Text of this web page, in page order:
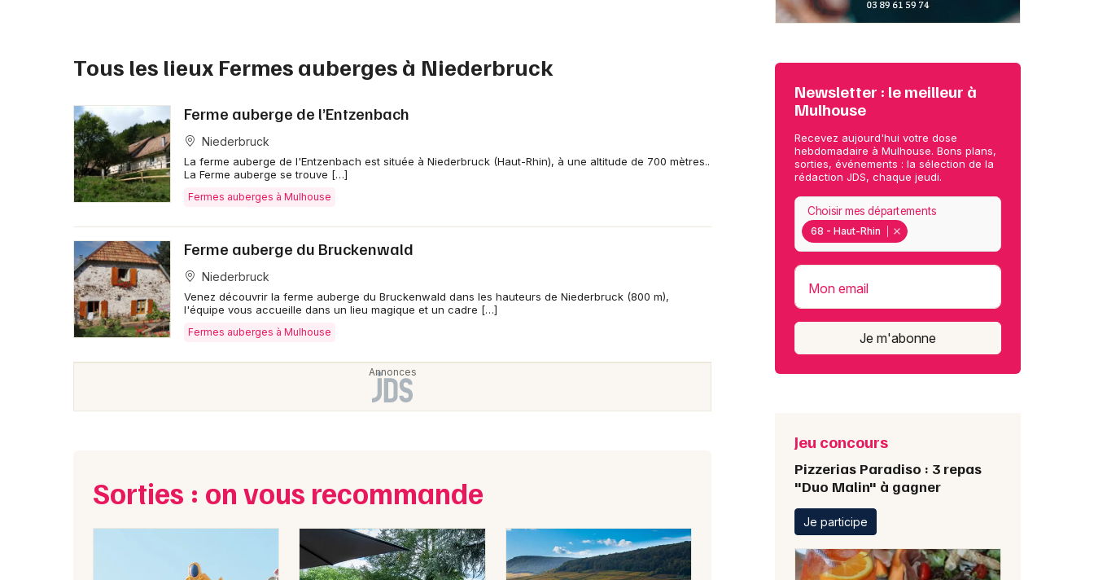
Artistes en tournée
68 - Haut-Rhin
Choisir mes départements
Tous les lieux Fermes auberges à Niederbruck
Ferme auberge de l’Entzenbach
Niederbruck
La ferme auberge de l'Entzenbach est située à Niederbruck (Haut-Rhin), à une altitude de 700 mètres..
La Ferme auberge se trouve […]
Fermes auberges à Mulhouse
Ferme auberge du Bruckenwald
Niederbruck
Venez découvrir la ferme auberge du Bruckenwald dans les hauteurs de Niederbruck (800 m),
l'équipe vous accueille dans un lieu magique et un cadre […]
Fermes auberges à Mulhouse
Sorties : on vous recommande
Newsletter : le meilleur à
Mulhouse
Recevez aujourd'hui votre dose
hebdomadaire à Mulhouse. Bons plans,
sorties, événements : la sélection de la
rédaction JDS, chaque jeudi.
68 - Haut-Rhin
Choisir mes départements
Mon email
Je m'abonne
Jeu concours
Pizzerias Paradiso : 3 repas
"Duo Malin" à gagner
Je participe